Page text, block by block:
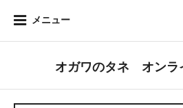
メニュー
オガワのタネ オンラ